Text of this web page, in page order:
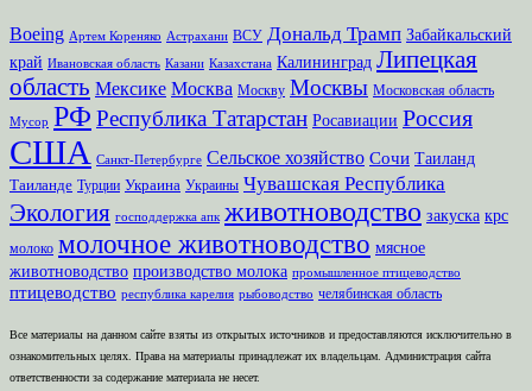
Boeing Артем Кореняко Астрахани ВСУ Дональд Трамп Забайкальский
край Ивановская область Казани Казахстана Калининград Липецкая
область Мексике Москва Москву Москвы Московская область
Мусор РФ Республика Татарстан Росавиации Россия
США Санкт-Петербурге Сельское хозяйство Сочи Таиланд
Таиланде Турции Украина Украины Чувашская Республика
Экология господдержка апк животноводство закуска крс
молоко молочное животноводство мясное
животноводство производство молока промышленное птицеводство
птицеводство республика карелия рыбоводство челябинская область
Все материалы на данном сайте взяты из открытых источников и предоставляются исключительно в
ознакомительных целях. Права на материалы принадлежат их владельцам. Администрация сайта
ответственности за содержание материала не несет.